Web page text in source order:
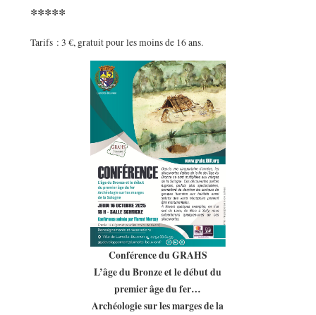
*****
Tarifs : 3 €, gratuit pour les moins de 16 ans.
Conférence du GRAHS
L’âge du Bronze et le début du
premier âge du fer…
Archéologie sur les marges de la